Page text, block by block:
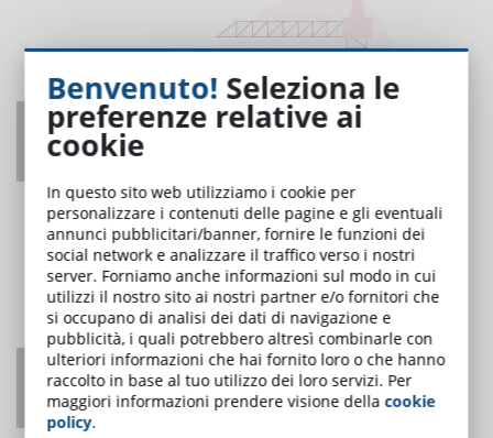
Coordinatore per la sicurezza nei cantieri:
obblighi formativi
Come adattarsi agli agenti di intelligenza
artificiale?
UNO DEI PIÙ LETTI
Benvenuto! Seleziona le
preferenze relative ai
cookie
In questo sito web utilizziamo i cookie per
personalizzare i contenuti delle pagine e gli eventuali
annunci pubblicitari/banner, fornire le funzioni dei
social network e analizzare il traffico verso i nostri
server. Forniamo anche informazioni sul modo in cui
utilizzi il nostro sito ai nostri partner e/o fornitori che
si occupano di analisi dei dati di navigazione e
pubblicità, i quali potrebbero altresì combinarle con
ulteriori informazioni che hai fornito loro o che hanno
raccolto in base al tuo utilizzo dei loro servizi. Per
maggiori informazioni prendere visione dellacookie
policy.